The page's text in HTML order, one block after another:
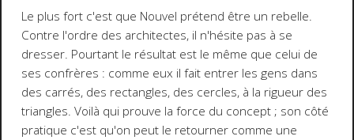
Le plus fort c'est que Nouvel prétend être un rebelle.
Contre l'ordre des architectes, il n'hésite pas à se
dresser. Pourtant le résultat est le même que celui de
ses confrères : comme eux il fait entrer les gens dans
des carrés, des rectangles, des cercles, à la rigueur des
triangles. Voilà qui prouve la force du concept ; son côté
pratique c'est qu'on peut le retourner comme une